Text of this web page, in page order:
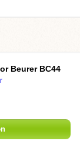
Beurer BC44